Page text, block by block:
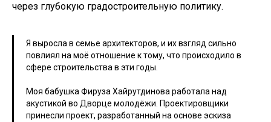
через глубокую градостроительную политику.
Я выросла в семье архитекторов, и их взгляд сильно
повлиял на моё отношение к тому, что происходило в
сфере строительства в эти годы.
Моя бабушка Фируза Хайрутдинова работала над
акустикой во Дворце молодёжи. Проектировщики
принесли проект, разработанный на основе эскиза